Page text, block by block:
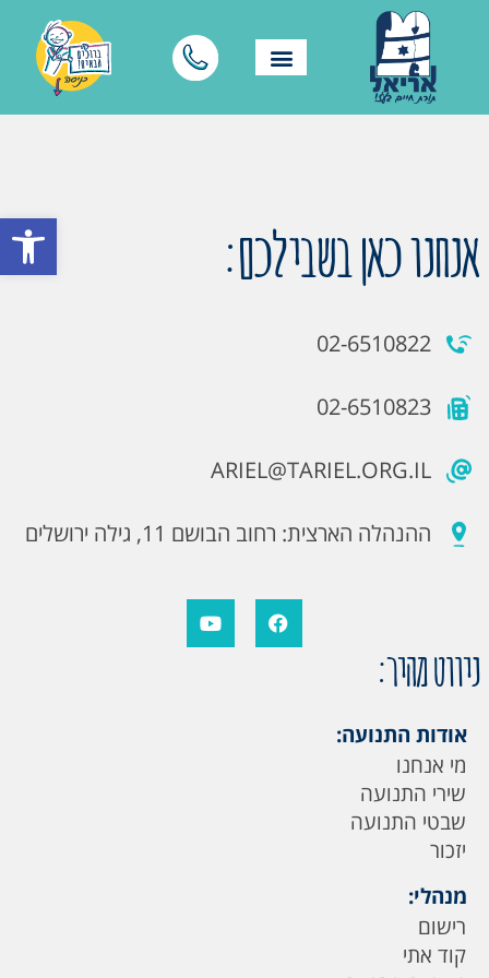
פתח אנחנו כאן בשבילכם:
02-6510822
02-6510823
ARIEL@TARIEL.ORG.IL
ההנהלה הארצית: רחוב הבושם 11, גילה ירושלים
ניווט מהיר:
אודות התנועה:
מי אנחנו
שירי התנועה
שבטי התנועה
יזכור
מנהלי:
רישום
קוד אתי